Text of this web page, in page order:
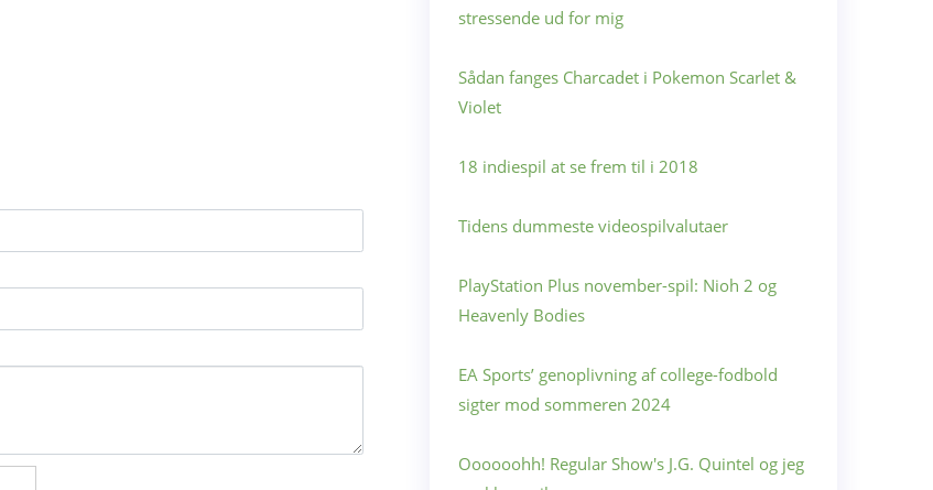
stressende ud for mig
Sådan fanges Charcadet i Pokemon Scarlet &
Violet
18 indiespil at se frem til i 2018
Tidens dummeste videospilvalutaer
PlayStation Plus november-spil: Nioh 2 og
Heavenly Bodies
EA Sports’ genoplivning af college-fodbold
sigter mod sommeren 2024
Oooooohh! Regular Show's J.G. Quintel og jeg